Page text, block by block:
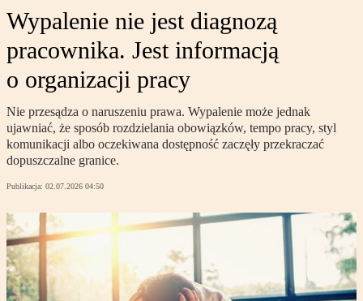
Wypalenie nie jest diagnozą
pracownika. Jest informacją
o organizacji pracy
Nie przesądza o naruszeniu prawa. Wypalenie może jednak
ujawniać, że sposób rozdzielania obowiązków, tempo pracy, styl
komunikacji albo oczekiwana dostępność zaczęły przekraczać
dopuszczalne granice.
Publikacja: 02.07.2026 04:50